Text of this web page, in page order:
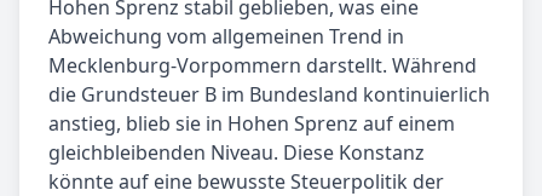
Hohen Sprenz stabil geblieben, was eine
Abweichung vom allgemeinen Trend in
Mecklenburg-Vorpommern darstellt. Während
die Grundsteuer B im Bundesland kontinuierlich
anstieg, blieb sie in Hohen Sprenz auf einem
gleichbleibenden Niveau. Diese Konstanz
könnte auf eine bewusste Steuerpolitik der